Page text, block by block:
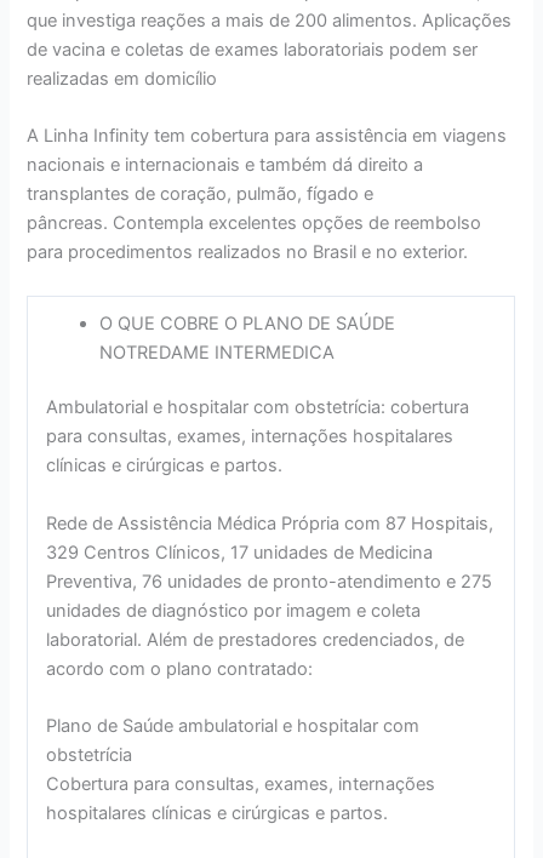
que investiga reações a mais de 200 alimentos. Aplicações
de vacina e coletas de exames laboratoriais podem ser
realizadas em domicílio
A Linha Infinity tem cobertura para assistência em viagens
nacionais e internacionais e também dá direito a
transplantes de coração, pulmão, fígado e
pâncreas. Contempla excelentes opções de reembolso
para procedimentos realizados no Brasil e no exterior.
O QUE COBRE O PLANO DE SAÚDE
NOTREDAME INTERMEDICA
Ambulatorial e hospitalar com obstetrícia: cobertura
para consultas, exames, internações hospitalares
clínicas e cirúrgicas e partos.
Rede de Assistência Médica Própria com 87 Hospitais,
329 Centros Clínicos, 17 unidades de Medicina
Preventiva, 76 unidades de pronto-atendimento e 275
unidades de diagnóstico por imagem e coleta
laboratorial. Além de prestadores credenciados, de
acordo com o plano contratado:
Plano de Saúde ambulatorial e hospitalar com
obstetrícia
Cobertura para consultas, exames, internações
hospitalares clínicas e cirúrgicas e partos.